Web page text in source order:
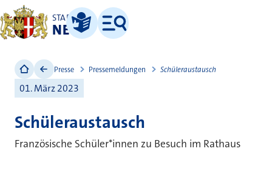
STADT
NEUSS
Leichte Sprache
Menü
Presse Pressemeldungen Schüleraustausch
01. März 2023
Schüleraustausch
Französische Schüler*innen zu Besuch im Rathaus